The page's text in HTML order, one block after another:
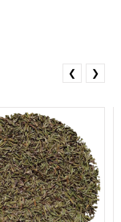
❮ ❯